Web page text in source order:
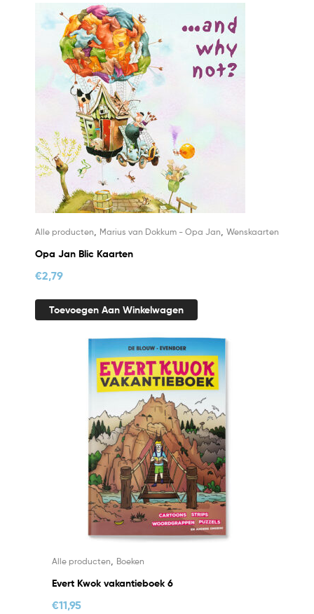
Alle producten Marius van Dokkum - Opa Jan Wenskaarten
Opa Jan Blic Kaarten
€2,79
Toevoegen Aan Winkelwagen
Alle producten Boeken
Evert Kwok vakantieboek 6
€11,95